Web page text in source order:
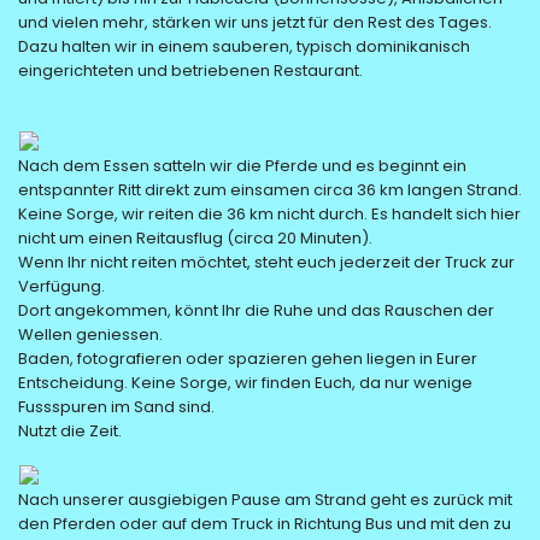
und vielen mehr, stärken wir uns jetzt für den Rest des Tages.
Dazu halten wir in einem sauberen, typisch dominikanisch
eingerichteten und betriebenen Restaurant.
Nach dem Essen satteln wir die Pferde und es beginnt ein
entspannter Ritt direkt zum einsamen circa 36 km langen Strand.
Keine Sorge, wir reiten die 36 km nicht durch. Es handelt sich hier
nicht um einen Reitausflug (circa 20 Minuten).
Wenn Ihr nicht reiten möchtet, steht euch jederzeit der Truck zur
Verfügung.
Dort angekommen, könnt Ihr die Ruhe und das Rauschen der
Wellen geniessen.
Baden, fotografieren oder spazieren gehen liegen in Eurer
Entscheidung. Keine Sorge, wir finden Euch, da nur wenige
Fussspuren im Sand sind.
Nutzt die Zeit.
Nach unserer ausgiebigen Pause am Strand geht es zurück mit
den Pferden oder auf dem Truck in Richtung Bus und mit den zu